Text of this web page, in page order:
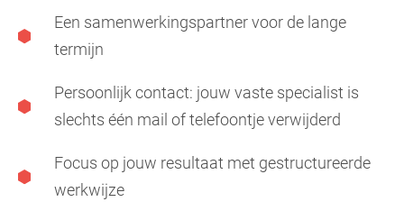
Een samenwerkingspartner voor de lange
termijn
Persoonlijk contact: jouw vaste specialist is
slechts één mail of telefoontje verwijderd
Focus op jouw resultaat met gestructureerde
werkwijze